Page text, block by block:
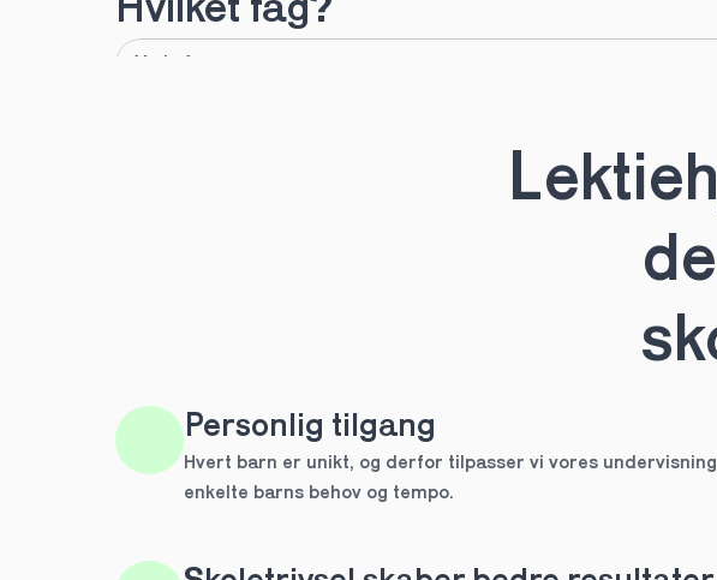
Hvilket fag?
HHX
HTX
IB EUX
Personlig tilgang
Hvert barn er unikt, og derfor tilpasser vi vores
enkelte barns behov og tempo.